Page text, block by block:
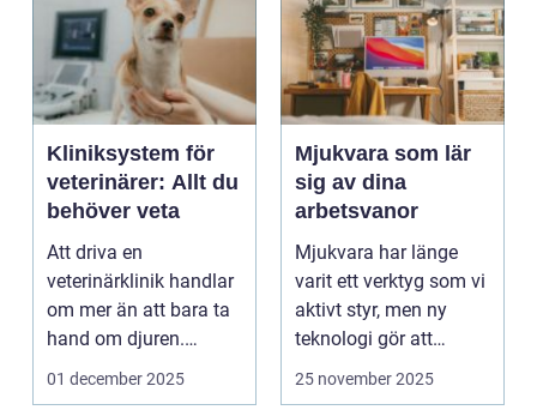
Kliniksystem för
veterinärer: Allt du
behöver veta
Att driva en
veterinärklinik handlar
om mer än att bara ta
hand om djuren.
Administrativa ...
01 december 2025
Mjukvara som lär
sig av dina
arbetsvanor
Mjukvara har länge
varit ett verktyg som vi
aktivt styr, men ny
teknologi gör att
program ...
25 november 2025